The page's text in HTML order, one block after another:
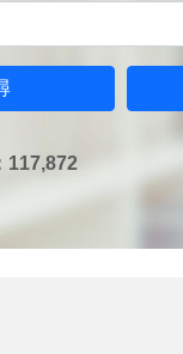
117,872